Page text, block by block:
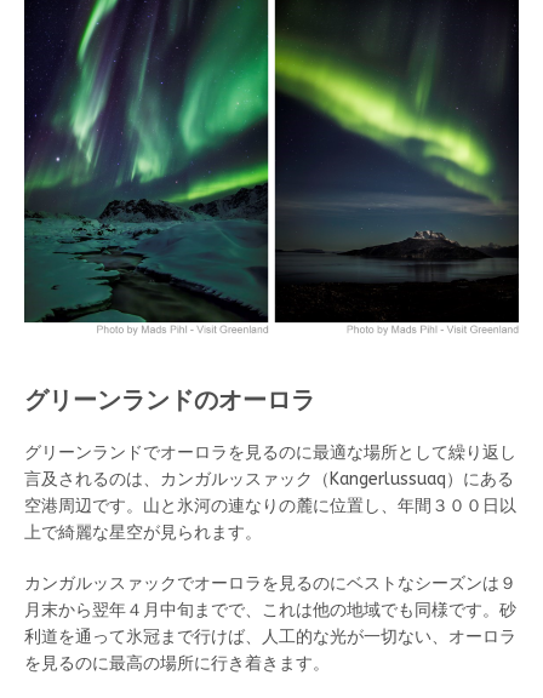
グリーンランドのオーロラ
グリーンランドでオーロラを見るのに最適な場所として繰り返し
言及されるのは、カンガルッスァック（Kangerlussuaq）にある
空港周辺です。山と氷河の連なりの麓に位置し、年間３００日以
上で綺麗な星空が見られます。
カンガルッスァックでオーロラを見るのにベストなシーズンは９
月末から翌年４月中旬までで、これは他の地域でも同様です。砂
利道を通って氷冠まで行けば、人工的な光が一切ない、オーロラ
を見るのに最高の場所に行き着きます。